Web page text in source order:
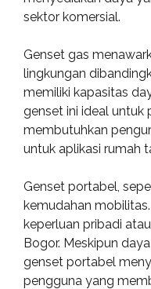
sektor komersial.
Genset gas
lingkungan
memiliki kapasitas
genset ini ideal untuk
membutuhkan
untuk aplikasi rumah
Genset portabel,
kemudahan
keperluan pribadi
Bogor. Meskipun
genset portabel
pengguna yang